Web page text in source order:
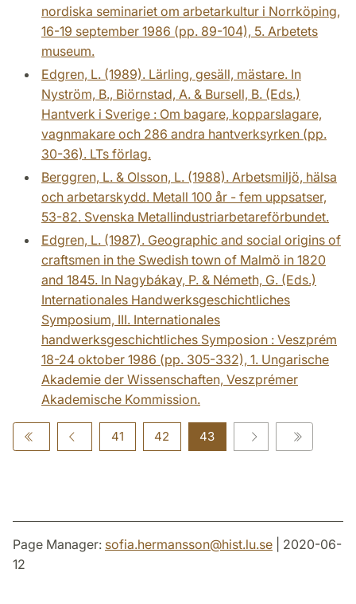
nordiska seminariet om arbetarkultur i Norrköping,
16-19 september 1986 (pp. 89-104), 5. Arbetets
museum.
Edgren, L. (1989). Lärling, gesäll, mästare. In
Nyström, B., Biörnstad, A. & Bursell, B. (Eds.)
Hantverk i Sverige : Om bagare, kopparslagare,
vagnmakare och 286 andra hantverksyrken (pp.
30-36). LTs förlag.
Berggren, L. & Olsson, L. (1988). Arbetsmiljö, hälsa
och arbetarskydd. Metall 100 år - fem uppsatser,
53-82. Svenska Metallindustriarbetareförbundet.
Edgren, L. (1987). Geographic and social origins of
craftsmen in the Swedish town of Malmö in 1820
and 1845. In Nagybákay, P. & Németh, G. (Eds.)
Internationales Handwerksgeschichtliches
Symposium, III. Internationales
handwerksgeschichtliches Symposion : Veszprém
18-24 oktober 1986 (pp. 305-332), 1. Ungarische
Akademie der Wissenschaften, Veszprémer
Akademische Kommission.
41 42 43
Page Manager: sofia.hermansson@hist.lu.se | 2020-06-
12